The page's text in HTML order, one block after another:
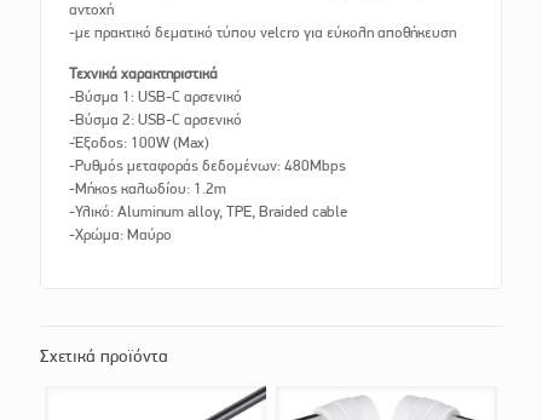
αντοχή
-με πρακτικό δεματικό τύπου velcro για εύκολη αποθήκευση
Τεχνικά χαρακτηριστικά
-Βύσμα 1: USB-C αρσενικό
-Βύσμα 2: USB-C αρσενικό
-Έξοδος: 100W (Max)
-Ρυθμός μεταφοράς δεδομένων: 480Mbps
-Μήκος καλωδίου: 1.2m
-Υλικό: Aluminum alloy, TPE, Braided cable
-Χρώμα: Μαύρο
Σχετικά προϊόντα